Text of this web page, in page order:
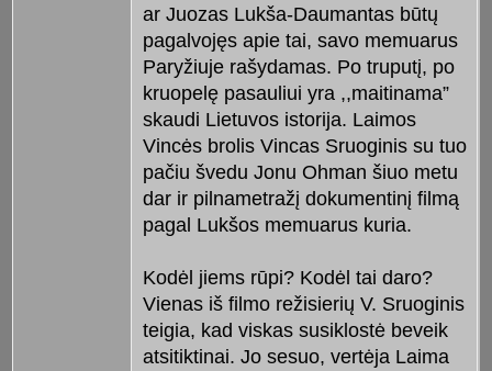
ar Juozas Lukša-Daumantas būtų
pagalvojęs apie tai, savo memuarus
Paryžiuje rašydamas. Po truputį, po
kruopelę pasauliui yra ,,maitinama”
skaudi Lietuvos istorija. Laimos
Vincės brolis Vincas Sruoginis su tuo
pačiu švedu Jonu Ohman šiuo metu
dar ir pilnametražį dokumentinį filmą
pagal Lukšos memuarus kuria.
Kodėl jiems rūpi? Kodėl tai daro?
Vienas iš filmo režisierių V. Sruoginis
teigia, kad viskas susiklostė beveik
atsitiktinai. Jo sesuo, vertėja Laima